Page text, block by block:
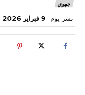
جهوي
نشر يوم 9 فبراير 2026